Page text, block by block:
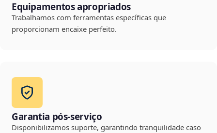
Equipamentos apropriados
Trabalhamos com ferramentas específicas que
proporcionam encaixe perfeito.
Garantia pós-serviço
Disponibilizamos suporte, garantindo tranquilidade caso